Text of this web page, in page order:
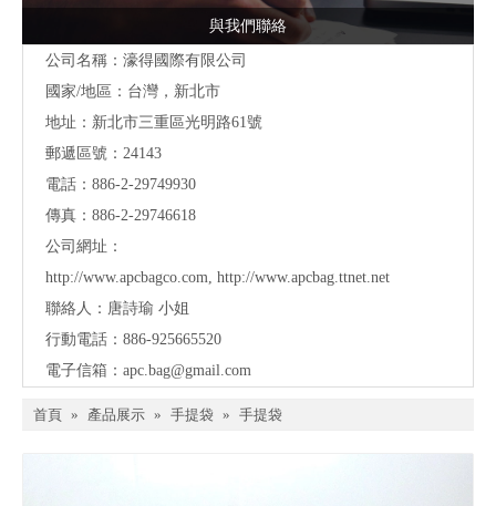
與我們聯絡
公司名稱：濠得國際有限公司
國家/地區：台灣，新北市
地址： 新北市三重區光明路61號
郵遞區號：24143
電話：886-2-29749930
傳真：886-2-29746618
公司網址：
http://www.apcbagco.com, http://www.apcbag.ttnet.net
聯絡人：唐詩瑜 小姐
行動電話：886-925665520
電子信箱： apc.bag@gmail.com
首頁 » 產品展示 » 手提袋 » 手提袋